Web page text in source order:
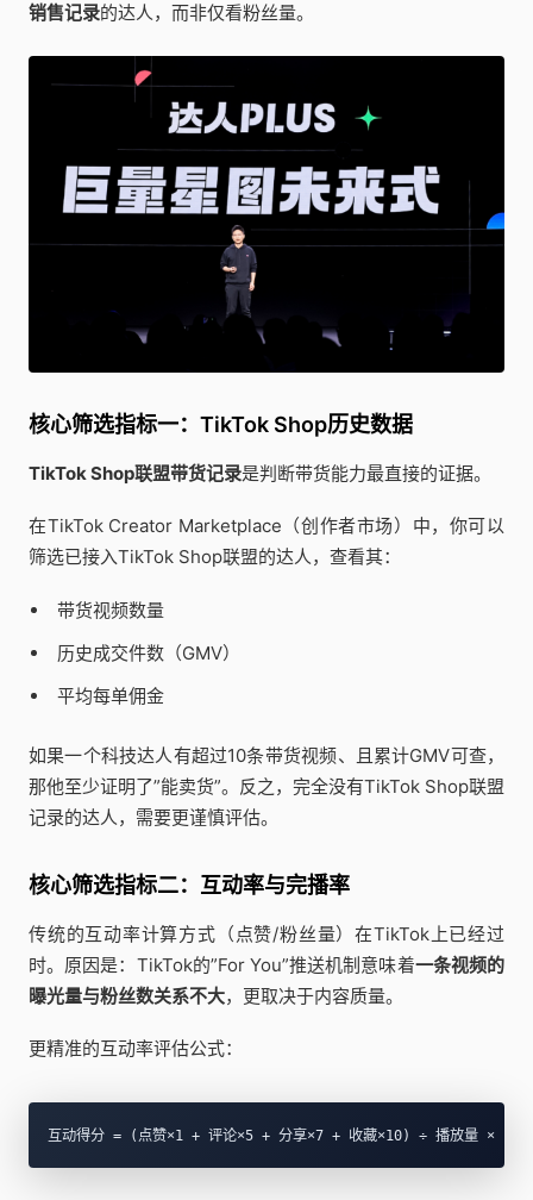
销售记录的达人，而非仅看粉丝量。
核心筛选指标一：TikTok Shop历史数据
TikTok Shop联盟带货记录是判断带货能力最直接的证据。
在TikTok Creator Marketplace（创作者市场）中，你可以
筛选已接入TikTok Shop联盟的达人，查看其：
带货视频数量
历史成交件数（GMV）
平均每单佣金
如果一个科技达人有超过10条带货视频、且累计GMV可查，
那他至少证明了”能卖货”。反之，完全没有TikTok Shop联盟
记录的达人，需要更谨慎评估。
核心筛选指标二：互动率与完播率
传统的互动率计算方式（点赞/粉丝量）在TikTok上已经过
时。原因是：TikTok的”For You”推送机制意味着一条视频的
曝光量与粉丝数关系不大，更取决于内容质量。
更精准的互动率评估公式：
互动得分 = (点赞×1 + 评论×5 + 分享×7 + 收藏×10) ÷ 播放量 × 100